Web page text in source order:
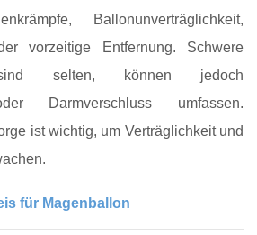
Ballonunverträglichkeit,
vorzeitige Entfernung. Schwere
sind selten, können jedoch
Darmverschluss umfassen.
ist wichtig, um Verträglichkeit und
für Magenballon